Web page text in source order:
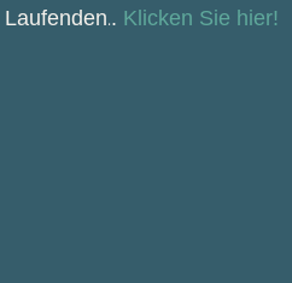
.. Klicken Sie hier!